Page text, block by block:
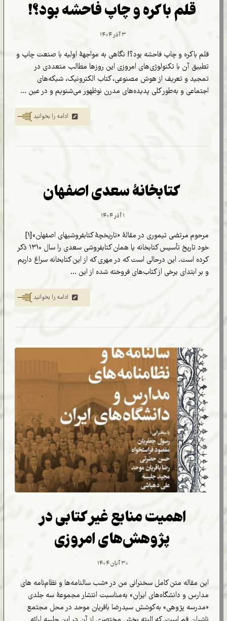
قلم باکره و چاپ فاحشه بود؟!
۳ آذر ۱۴۰۴
قلم باکره و چاپ فاحشه بود؟! نگاهی به مواجهۀ اولیه با صنعت چاپ و
تطبیق آن با تکنولوژی‌های امروزی این روزها مطالب متعددی در
تمجید و تعریف از هوش مصنوعی، کتاب الکترونیک، شبکه‌های
اجتماعی و به‌طور کلی پدیده‌های مدرن نوظهور می‌شنویم و در عین ...
ادامه را بخوانید
کتابخانۀ سعدی اصفهان
۱ آذر ۱۴۰۴
مرحوم مرتضی تیموری در مقالۀ «تاریخچۀ کتابفروشیهای اصفهان»[۱]
خود تاریخ تأسیس کتابخانه یا همان کتابفروشی سعدی را سال ۱۳۱۰ ذکر
کرده است. این درحالی است که در مهری که از این کتابخانه سراغ داریم
و بر ابتدای برخی از کتاب‌های فروخته شده از این ...
ادامه را بخوانید
اهمیت منابع غیر کتابی در
پژوهش‌های امروزی
۳۰ آبان ۱۴۰۴
این مقاله متن کامل سخنرانی من در «شب سالنامه‌ها و نظام‌نامه های
مدارس و دانشگاه‌های ایران» به‌مناسبت انتشار مجموعۀ سه‌ جلدی
«مدرسه پژوهی» به‌کوشش سیدرضا باقریان موحد در محل مجتمع